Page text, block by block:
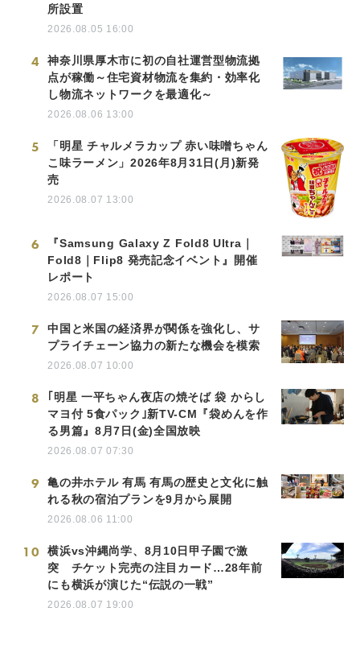
所設置
2026.08.05 16:00
4
神奈川県厚木市に初の自社運営型物流拠
点が稼働～住宅資材物流を集約・効率化
し物流ネットワークを最適化～
2026.08.06 13:00
5
「明星 チャルメラカップ 赤い味噌ちゃん
こ味ラーメン」2026年8月31日(月)新発
売
2026.08.07 13:00
6
『Samsung Galaxy Z Fold8 Ultra｜
Fold8｜Flip8 発売記念イベント』開催
レポート
2026.08.07 15:00
7
中国と米国の経済界が関係を強化し、サ
プライチェーン協力の新たな機会を模索
2026.08.07 10:00
8
｢明星 一平ちゃん夜店の焼そば 袋 からし
マヨ付 5食パック｣新TV-CM『袋めんを作
る男篇』8月7日(金)全国放映
2026.08.07 07:30
9
亀の井ホテル 有馬 有馬の歴史と文化に触
れる秋の宿泊プランを9月から展開
2026.08.06 11:00
10
横浜vs沖縄尚学、8月10日甲子園で激
突 チケット完売の注目カード…28年前
にも横浜が演じた“伝説の一戦”
2026.08.07 19:00